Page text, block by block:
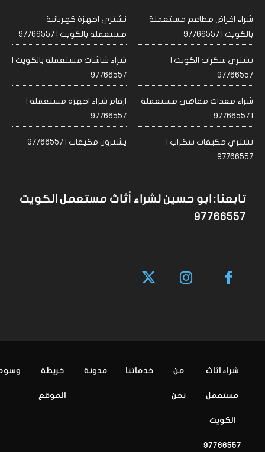
شراء اغراض مطاعم مستعملة
بالكويت | 97766557
نشتري اجهزة كهربائية
مستعملة بالكويت | 97766557
نشتري سكراب الكويت |
97766557
شراء شاشات مستعملة بالكويت |
97766557
شراء معدات مقاهي مستعملة
| 97766557
ارقام شراء اجهزة مستعملة |
97766557
نشتري مكيفات سكراب |
97766557
يشترون مكيفات | 97766557
تابعنا: ابو حسين لشراء أثاث مستعمل الكويت
97766557
شراء اثاث
مستعمل
الكويت
97766557
من
نحن
خدماتنا مدونة خريطة
الموقع